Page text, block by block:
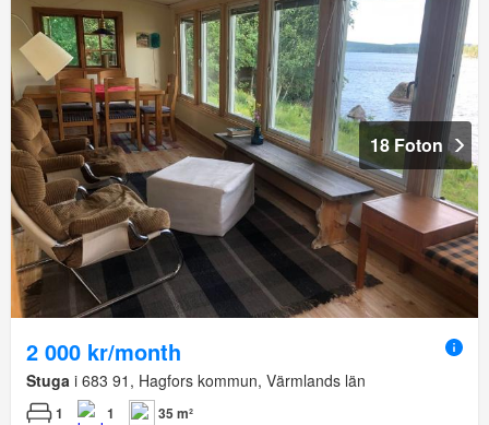
18 Foton
2 000 kr/month
Stuga i 683 91, Hagfors kommun, Värmlands län
1 1 35 m²